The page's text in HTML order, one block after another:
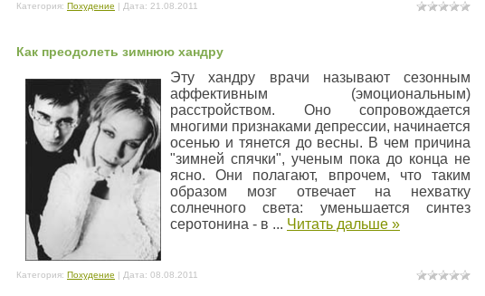
Категория: Похудение | Дата: 21.08.2011
Как преодолеть зимнюю хандру
Эту хандру врачи называют сезонным
аффективным (эмоциональным)
расстройством. Оно сопровождается
многими признаками депрессии, начинается
осенью и тянется до весны. В чем причина
"зимней спячки", ученым пока до конца не
ясно. Они полагают, впрочем, что таким
образом мозг отвечает на нехватку
солнечного света: уменьшается синтез
серотонина - в ... Читать дальше »
Категория: Похудение | Дата: 08.08.2011